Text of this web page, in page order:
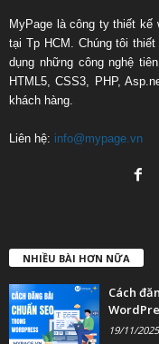
MyPage là công ty thiết
tại Tp HCM. Chúng tôi
dụng những công nghệ
HTML5, CSS3, PHP,
khách hàng.
Liên hệ: info@mypage.vn
NHIỀU BÀI HƠN NỮA
Cách
19/11/2025